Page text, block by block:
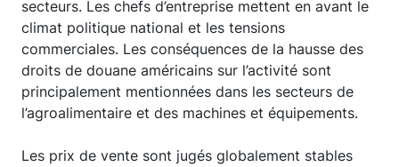
secteurs. Les chefs d’entreprise mettent en avant le
climat politique national et les tensions
commerciales. Les conséquences de la hausse des
droits de douane américains sur l’activité sont
principalement mentionnées dans les secteurs de
l’agroalimentaire et des machines et équipements.
Les prix de vente sont jugés globalement stables